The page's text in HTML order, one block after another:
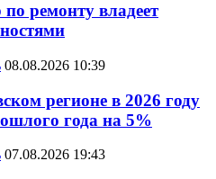
ремонту владеет
08.08.2026 10:39
регионе в 2026 году
года на 5%
07.08.2026 19:43